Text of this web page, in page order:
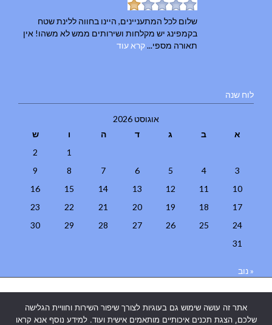
שלום לכל המתעניינים, היינו בחווה ללינת שטח
בקמפינג יש מקלחות ושירותים ממש לא משהו! אין
תאורה מספי...קרא עוד
לוח שנה
אוגוסט 2026
א
ב ג ד ה ו
ש
1
2
3
4
5
6
7
8
9
10
11
12
13
14
15
16
17
18
19
20
21
22
23
24
25
26
27
28
29
30
31
« נוב
אתרים בבאר שבע|
אתר זה עושה שימוש גם בעוגיות לצורך שיפור השירות וחוויית הגלישה
שלכם, הצגת תכנים איכותיים מותאמים אישית ועוד. למידע נוסף אנא קראו